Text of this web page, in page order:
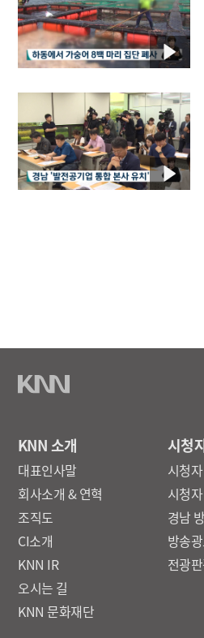
KNN 소개
대표인사말
회사소개 & 연혁
조직도
CI소개
KNN IR
오시는 길
KNN 문화재단
시청
시청
시청
경남
방송
전광